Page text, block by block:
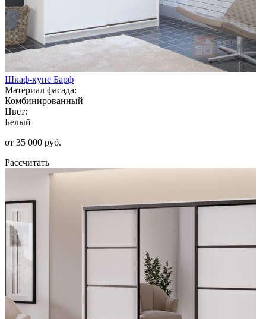
Шкаф-купе Барф
Материал фасада:
Комбинированный
Цвет:
Белый
от 35 000 руб.
Рассчитать